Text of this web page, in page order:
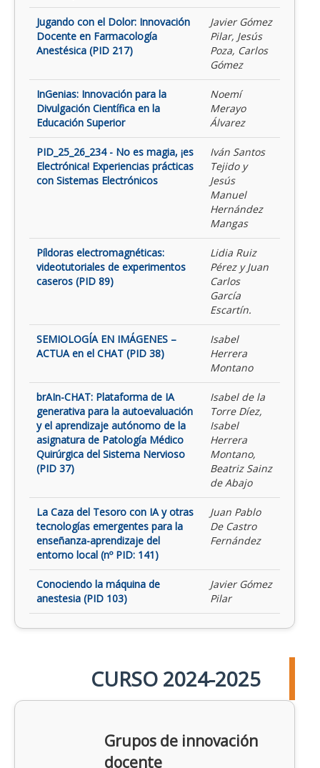
Jugando con el Dolor: Innovación
Docente en Farmacología
Anestésica (PID 217)
Javier Gómez
Pilar, Jesús
Poza, Carlos
Gómez
InGenias: Innovación para la
Divulgación Científica en la
Educación Superior
Noemí
Merayo
Álvarez
PID_25_26_234 - No es magia, ¡es
Electrónica! Experiencias prácticas
con Sistemas Electrónicos
Iván Santos
Tejido y
Jesús
Manuel
Hernández
Mangas
Píldoras electromagnéticas:
videotutoriales de experimentos
caseros (PID 89)
Lidia Ruiz
Pérez y Juan
Carlos
García
Escartín.
SEMIOLOGÍA EN IMÁGENES –
ACTUA en el CHAT (PID 38)
Isabel
Herrera
Montano
brAIn-CHAT: Plataforma de IA
generativa para la autoevaluación
y el aprendizaje autónomo de la
asignatura de Patología Médico
Quirúrgica del Sistema Nervioso
(PID 37)
Isabel de la
Torre Díez,
Isabel
Herrera
Montano,
Beatriz Sainz
de Abajo
La Caza del Tesoro con IA y otras
tecnologías emergentes para la
enseñanza-aprendizaje del
entorno local (nº PID: 141)
Juan Pablo
De Castro
Fernández
Conociendo la máquina de
anestesia (PID 103)
Javier Gómez
Pilar
CURSO 2024-2025
Grupos de innovación
docente